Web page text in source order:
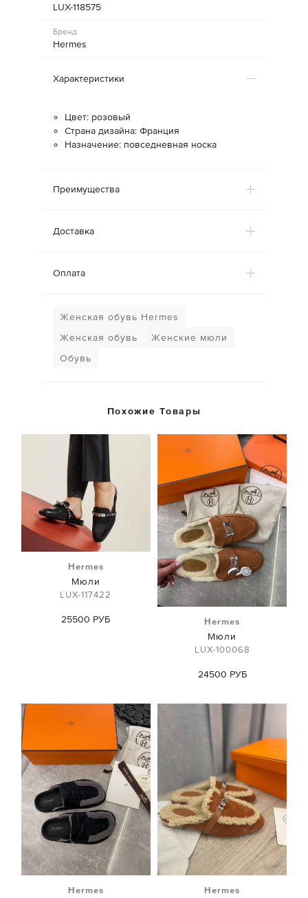
LUX-118575
Бренд
Hermes
Характеристики
Цвет: розовый
Страна дизайна: Франция
Назначение: повседневная носка
Преимущества
Доставка
Оплата
Женская обувь Hermes
Женская обувь
Женские мюли
Обувь
Похожие Товары
Hermes
Мюли
LUX-117422
25500 РУБ Hermes
Мюли
LUX-100068
24500 РУБ
Hermes Hermes